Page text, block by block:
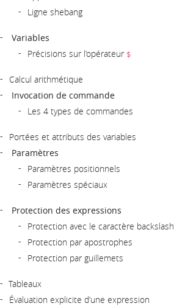
Ligne shebang
Variables
Précisions sur l’opérateur $
Calcul arithmétique
Invocation de commande
Les 4 types de commandes
Portées et attributs des variables
Paramètres
Paramètres positionnels
Paramètres spéciaux
Protection des expressions
Protection avec le caractère backslash
Protection par apostrophes
Protection par guillemets
Tableaux
Évaluation explicite d’une expression